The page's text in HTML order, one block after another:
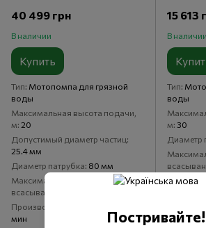
40 499 грн
В наличии
Купить
Тип Мотопомпа для грязной
воды
Максимальная высота подачи,
м 20
Допустимый диаметр частиц
25.4 мм
Диаметр патрубка 80 мм
Максимальная высота
всасывания
Производительность
мин
15 613
В наличии
Тип
воды
м 30
Диаметр
Постривайте!